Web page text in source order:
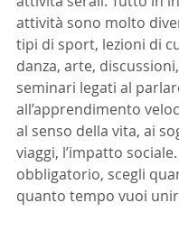
attività sono molto
tipi di sport, lezioni di
danza, arte,
seminari legati al
all’apprendimento
al senso della vita, ai
viaggi, l’impatto
obbligatorio, scegli
quanto tempo vuoi